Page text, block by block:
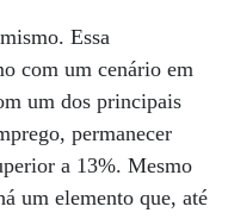
Essa
com um cenário em
um dos principais
permanecer
a 13%. Mesmo
um elemento que, até